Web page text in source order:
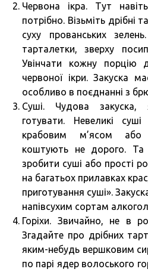
Червона ікра. Тут
потрібно. Візьміть дрібні
суху прованських
тарталетки, зверху
Увінчати кожну порцію
червоної ікри. Закуска
особливо в поєднанні з
Суші. Чудова закуска,
готувати. Невеликі
крабовим м’ясом або
коштують не дорого.
зробити суші або прості
на багатьох прилавках
приготування суші».
напівсухим сортам
Горіхи. Звичайно, не в
Згадайте про дрібних
яким-небудь вершковим
по парі ядер волоського